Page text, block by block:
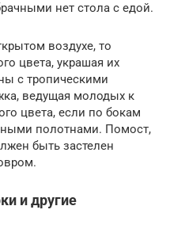
нет стола с едой.
воздухе, то
цвета, украшая их
с тропическими
ведущая молодых к
цвета, если по бокам
полотнами. Помост,
быть застелен
и другие